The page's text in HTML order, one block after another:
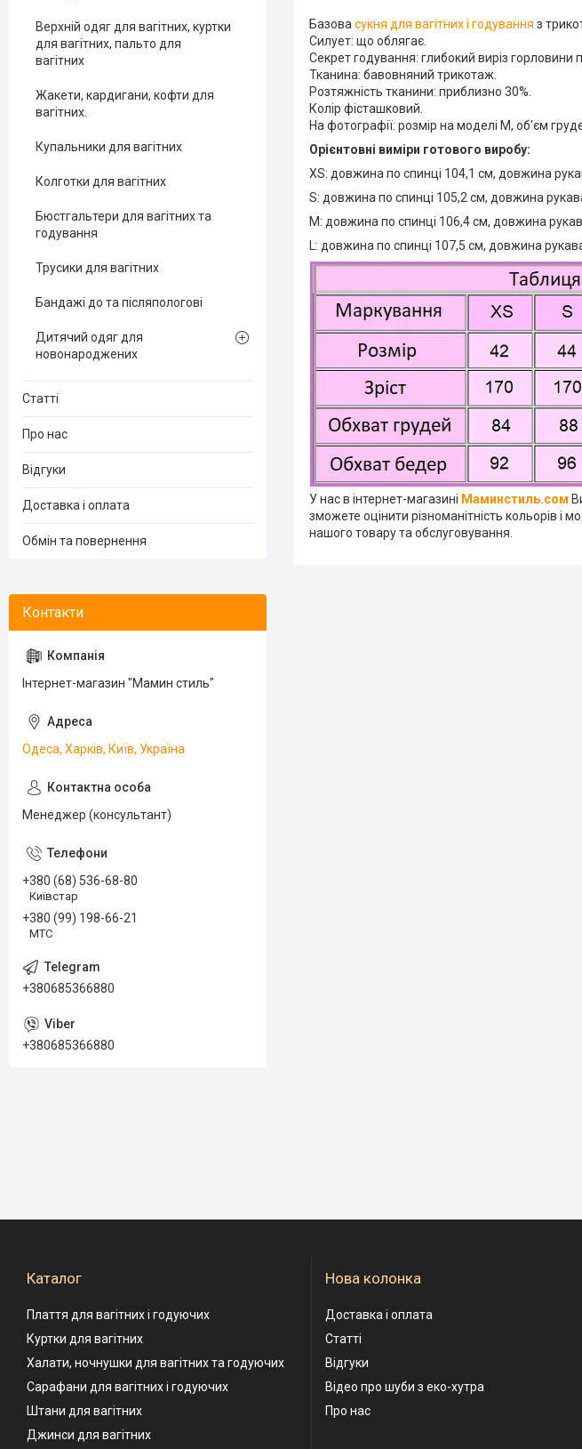
Базовасукня для вагітних і годування з
Силует: що облягає.
Секрет годування: глибокий виріз
Тканина: бавовняний трикотаж.
Розтяжність тканини: приблизно 30%.
Колір фісташковий.
На фотографії: розмір на моделі М, об'єм
Орієнтовні виміри готового виробу:
XS: довжина по спинці 104,1 см, довжина
S: довжина по спинці 105,2 см, довжина
М: довжина по спинці 106,4 см, довжина
L: довжина по спинці 107,5 см, довжина
У нас в інтернет-магазині Маминстиль.сом
зможете оцінити різноманітність кольорів і
нашого товару та обслуговування.
Верхній одяг для вагітних, куртки
для вагітних, пальто для
вагітних
Жакети, кардигани, кофти для
вагітних.
Купальники для вагітних
Колготки для вагітних
Бюстгальтери для вагітних та
годування
Трусики для вагітних
Бандажі до та післяпологові
Дитячий одяг для
новонароджених
Статті
Про нас
Відгуки
Доставка і оплата
Обмін та повернення
Інтернет-магазин "Мамин стиль"
Одеса, Харків, Київ, Україна
Менеджер (консультант)
+380 (68) 536-68-80
Київстар
+380 (99) 198-66-21
МТС
+380685366880
+380685366880
Каталог
Плаття для вагітних і годуючих
Куртки для вагітних
Халати, ночнушки для вагітних та годуючих
Сарафани для вагітних і годуючих
Штани для вагітних
Джинси для вагітних
Нова колонка
Доставка і оплата
Статті
Відгуки
Відео про шуби з еко-хутра
Про нас